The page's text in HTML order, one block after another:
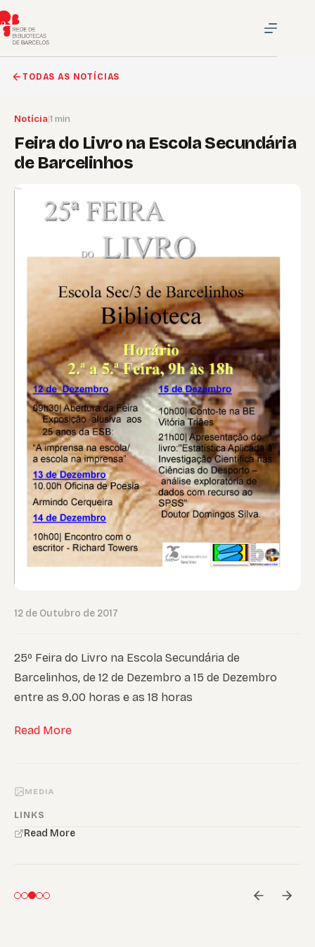
para
o
conteúdo
TODAS AS NOTÍCIAS
Notícia|1 min
Feira do Livro na Escola Secundária
de Barcelinhos
12 de Outubro de 2017
25º Feira do Livro na Escola Secundária de
Barcelinhos, de 12 de Dezembro a 15 de Dezembro
entre as 9.00 horas e as 18 horas
Read More
MEDIA
LINKS
Read More